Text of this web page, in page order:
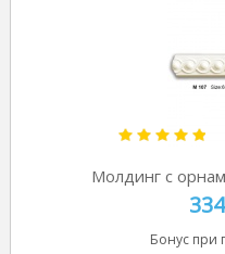
Молдинг с
Бонус при